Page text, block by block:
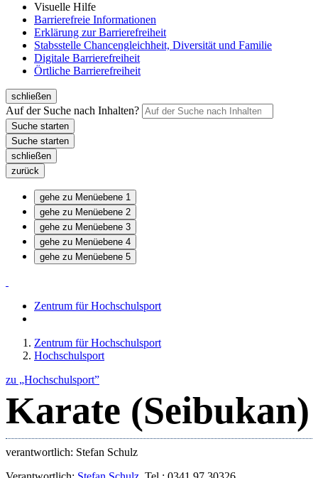
Visuelle Hilfe
Barrierefreie Informationen
Erklärung zur Barrierefreiheit
Stabsstelle Chancengleichheit, Diversität und Familie
Digitale Barrierefreiheit
Örtliche Barrierefreiheit
schließen
Auf der Suche nach Inhalten?
schließen
zurück
gehe zu Menüebene 1
gehe zu Menüebene 2
gehe zu Menüebene 3
gehe zu Menüebene 4
gehe zu Menüebene 5
Zentrum für Hochschulsport
Zentrum für Hochschulsport
Hochschulsport
zu „Hochschulsport”
Karate (Seibukan)
verantwortlich: Stefan Schulz